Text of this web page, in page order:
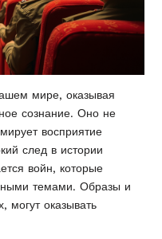
мире, оказывая
сознание. Оно не
восприятие
след в истории
войн, которые
темами. Образы и
могут оказывать